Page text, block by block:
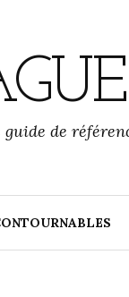
guide de